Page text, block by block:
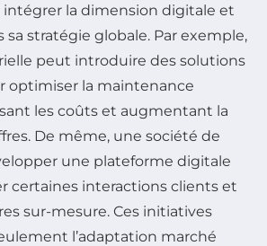
la dimension digitale et
sa stratégie globale. Par exemple,
peut introduire des solutions
optimiser la maintenance
les coûts et augmentant la
De même, une société de
une plateforme digitale
certaines interactions clients et
sur-mesure. Ces initiatives
l’adaptation marché